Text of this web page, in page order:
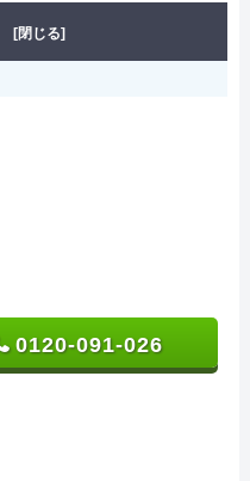
[閉じる]
0120-091-026